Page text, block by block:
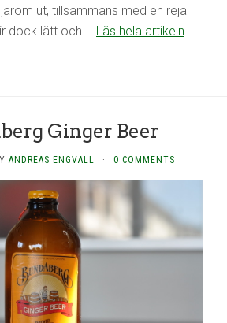
ut, tillsammans med en rejäl
dock lätt och … Läs hela artikeln
Ginger Beer
ANDREAS ENGVALL · 0 COMMENTS